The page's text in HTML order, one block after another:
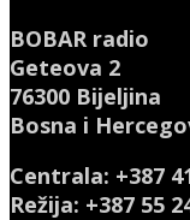
BOBAR radio
Geteova 2
76300 Bijeljina
Bosna i
Centrala: +387
Režija: +387 55